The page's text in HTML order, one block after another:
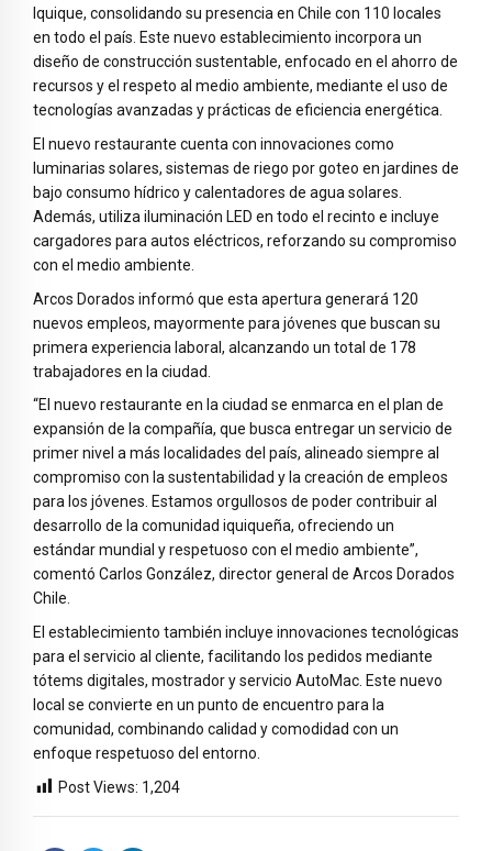
Iquique, consolidando su presencia en Chile con 110 locales
en todo el país. Este nuevo establecimiento incorpora un
diseño de construcción sustentable, enfocado en el ahorro de
recursos y el respeto al medio ambiente, mediante el uso de
tecnologías avanzadas y prácticas de eficiencia energética.
El nuevo restaurante cuenta con innovaciones como
luminarias solares, sistemas de riego por goteo en jardines de
bajo consumo hídrico y calentadores de agua solares.
Además, utiliza iluminación LED en todo el recinto e incluye
cargadores para autos eléctricos, reforzando su compromiso
con el medio ambiente.
Arcos Dorados informó que esta apertura generará 120
nuevos empleos, mayormente para jóvenes que buscan su
primera experiencia laboral, alcanzando un total de 178
trabajadores en la ciudad.
“El nuevo restaurante en la ciudad se enmarca en el plan de
expansión de la compañía, que busca entregar un servicio de
primer nivel a más localidades del país, alineado siempre al
compromiso con la sustentabilidad y la creación de empleos
para los jóvenes. Estamos orgullosos de poder contribuir al
desarrollo de la comunidad iquiqueña, ofreciendo un
estándar mundial y respetuoso con el medio ambiente”,
comentó Carlos González, director general de Arcos Dorados
Chile.
El establecimiento también incluye innovaciones tecnológicas
para el servicio al cliente, facilitando los pedidos mediante
tótems digitales, mostrador y servicio AutoMac. Este nuevo
local se convierte en un punto de encuentro para la
comunidad, combinando calidad y comodidad con un
enfoque respetuoso del entorno.
Post Views: 1,204